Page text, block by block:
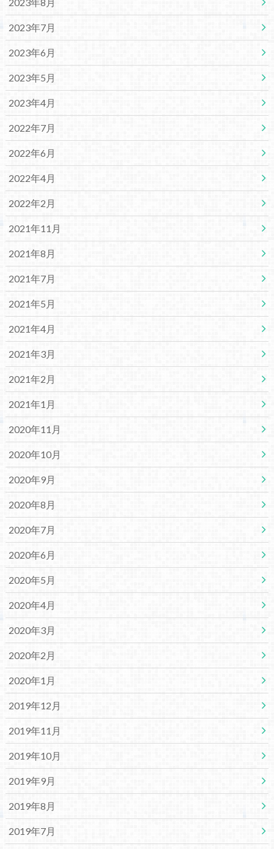
2023年7月
2023年6月
2023年5月
2023年4月
2022年7月
2022年6月
2022年4月
2022年2月
2021年11月
2021年8月
2021年7月
2021年5月
2021年4月
2021年3月
2021年2月
2021年1月
2020年11月
2020年10月
2020年9月
2020年8月
2020年7月
2020年6月
2020年5月
2020年4月
2020年3月
2020年2月
2020年1月
2019年12月
2019年11月
2019年10月
2019年9月
2019年8月
2019年7月